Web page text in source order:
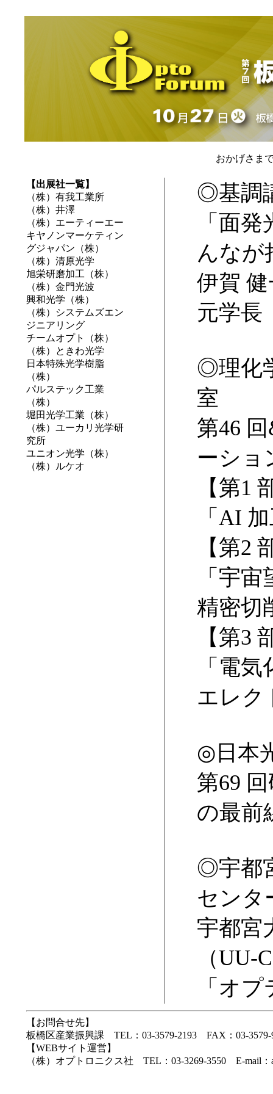
おかげさま
【出展社一覧】
（株）有我工業所
（株）井澤
（株）エーティーエー
キヤノンマーケティン
グジャパン（株）
（株）清原光学
旭栄研磨加工（株）
（株）金門光波
興和光学（株）
（株）システムズエン
ジニアリング
チームオプト（株）
（株）ときわ光学
日本特殊光学樹脂
（株）
パルステック工業
（株）
堀田光学工業（株）
（株）ユーカリ光学研
究所
ユニオン光学（株）
（株）ルケオ
◎基調
「面
んなが
伊賀
元学長
◎理化
室
第46
ーショ
【第1
「AI
【第2
「宇
精密切
【第3
「電
エレク
◎ 日本
第69
の最前
◎宇都
センタ
宇都宮
（UU-
「オ
【お問合せ先】
板橋区産業振興課 TEL：03-3579-2193 FAX：03-3579-
【WEBサイト運営】
（株）オプトロニクス社 TEL：03-3269-3550 E-mail：